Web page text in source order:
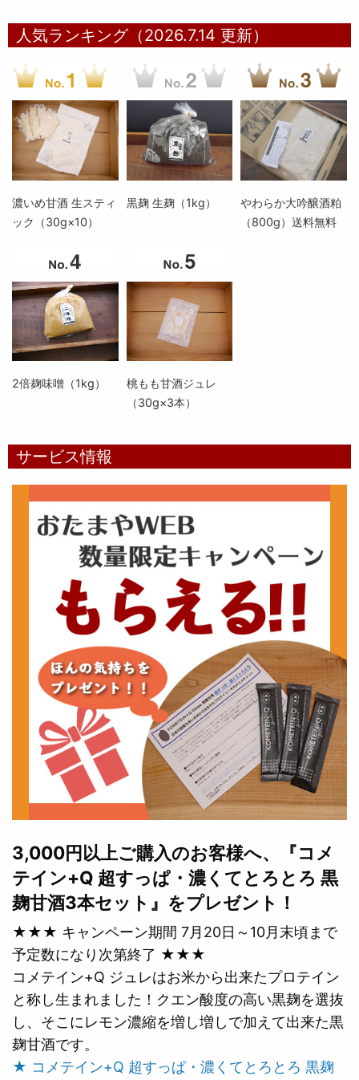
人気ランキング（2026.7.14 更新）
濃いめ甘酒 生スティ
ック（30g×10）
黒麹 生麹（1kg）
やわらか大吟醸酒粕
（800g）送料無料
2倍麹味噌（1kg）
桃もも甘酒ジュレ
（30g×3本）
サービス情報
3,000円以上ご購入のお客様へ、『コメ
テイン+Q 超すっぱ・濃くてとろとろ 黒
麹甘酒3本セット』をプレゼント！
★★★ キャンペーン期間 7月20日～10月末頃まで
予定数になり次第終了 ★★★
コメテイン+Q ジュレはお米から出来たプロテイン
と称し生まれました！クエン酸度の高い黒麹を選抜
し、そこにレモン濃縮を増し増しで加えて出来た黒
麹甘酒です。
★ コメテイン+Q 超すっぱ・濃くてとろとろ 黒麹